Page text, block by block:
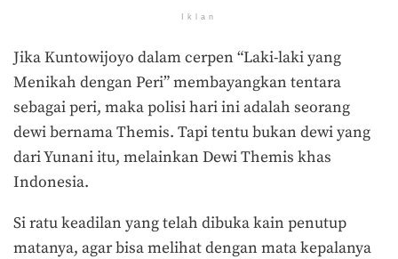
Iklan
Jika Kuntowijoyo dalam cerpen “Laki-laki yang
Menikah dengan Peri” membayangkan tentara
sebagai peri, maka polisi hari ini adalah seorang
dewi bernama Themis. Tapi tentu bukan dewi yang
dari Yunani itu, melainkan Dewi Themis khas
Indonesia.
Si ratu keadilan yang telah dibuka kain penutup
matanya, agar bisa melihat dengan mata kepalanya